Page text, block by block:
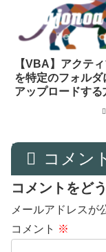
【VBA】アクテ
を特定のフォルダ
アップロードする
コメン
コメントをど
メールアドレスが
コメント ※